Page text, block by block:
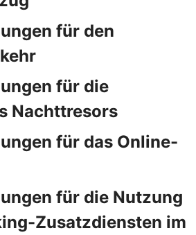
für den
für die
Nachttresors
für das Online-
für die Nutzung
Zusatzdiensten im